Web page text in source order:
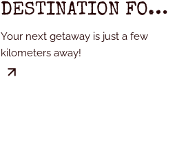
DESTINATION FOR
A WEEKEND
GETAWAY
Your next getaway is just a few
kilometers away!